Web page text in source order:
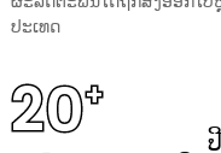
ປະເທດ
20+
ປີ